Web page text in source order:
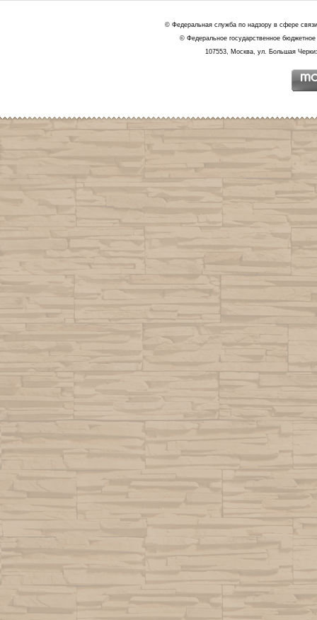
© Федеральная служба по надзору в сфере
© Федеральное государственное
107553, Москва, ул. Большая